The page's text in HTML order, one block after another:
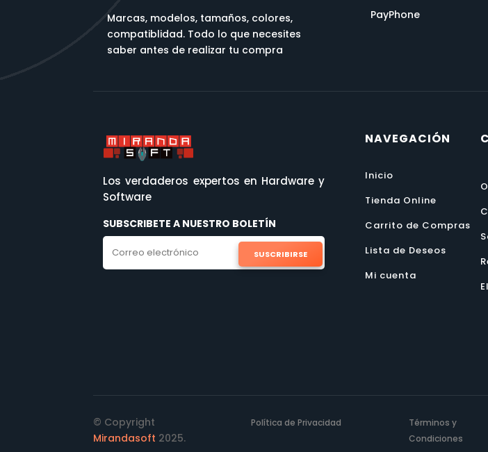
Marcas, modelos, tamaños, colores,
compatiblidad. Todo lo que necesites
saber antes de realizar tu compra
PayPhone
Los verdaderos expertos en Hardware y
Software
SUBSCRIBETE A NUESTRO BOLETÍN
SUSCRIBIRSE
NAVEGACIÓN
Inicio
Tienda Online
Carrito de Compras
Lista de Deseos
Mi cuenta
© Copyright
Mirandasoft 2025.
Política de Privacidad
Términos y
Condiciones